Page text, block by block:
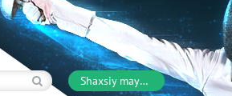
Shaxsiy maydon